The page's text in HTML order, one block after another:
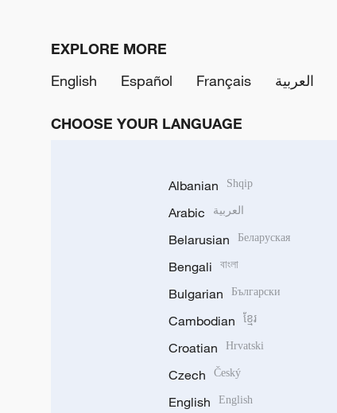
EXPLORE MORE
English
Español Français العربية
CHOOSE YOUR LANGUAGE
Albanian Shqip
Arabic العربية
Belarusian Беларуская
Bengali বাংলা
Bulgarian Български
Cambodian ខ្មែរ
Croatian Hrvatski
Czech Český
English English